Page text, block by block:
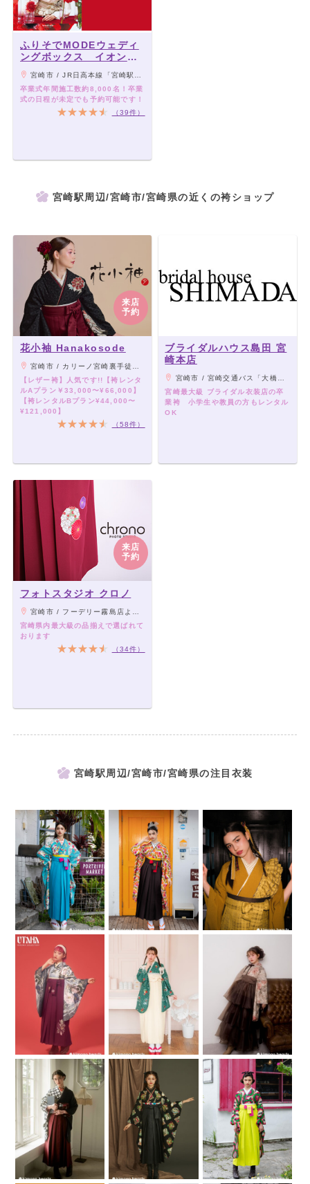
ふりそでMODEウェディ
ングボックス イオンモ
ール宮崎店
宮崎市 / JR日高本線「宮崎駅」より車10分
卒業式年間施工数約8,000名！卒業
式の日程が未定でも予約可能です！
（39件）
宮崎駅周辺/宮崎市/宮崎県の近くの袴ショップ
来店
予約
花小袖 Hanakosode
宮崎市 / カリーノ宮崎裏手徒歩2分
【レザー袴】人気です!!【袴レンタ
ルAプラン￥33,000〜¥66,000】
【袴レンタルBプラン¥44,000〜
¥121,000】
（58件）
ブライダルハウス島田 宮
崎本店
宮崎市 / 宮崎交通バス「大橋３丁目」停留所正面
宮崎最大級 ブライダル衣装店の卒
業袴 小学生や教員の方もレンタル
OK
来店
予約
フォトスタジオ クロノ
宮崎市 / フーデリー霧島店より徒歩1分
宮崎県内最大級の品揃えで選ばれて
おります
（34件）
宮崎駅周辺/宮崎市/宮崎県の注目衣装